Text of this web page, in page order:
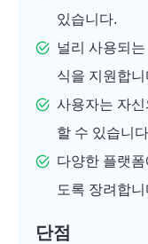
있습니다.
널리 사용되
식을 지원합니
사용자는 자
할 수 있습니
다양한 플랫
도록 장려합니
단점